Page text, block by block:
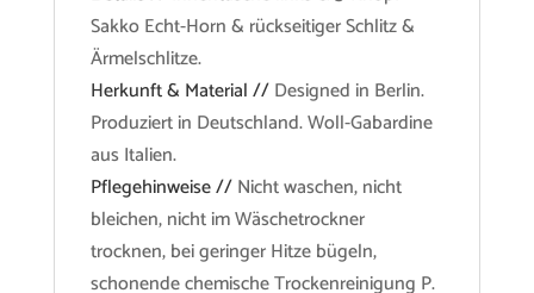
Sakko Echt-Horn & rückseitiger Schlitz &
Ärmelschlitze.
Herkunft & Material //Designed in Berlin.
Produziert in Deutschland. Woll-Gabardine
aus Italien.
Pflegehinweise //Nicht waschen, nicht
bleichen, nicht im Wäschetrockner
trocknen, bei geringer Hitze bügeln,
schonende chemische Trockenreinigung P.